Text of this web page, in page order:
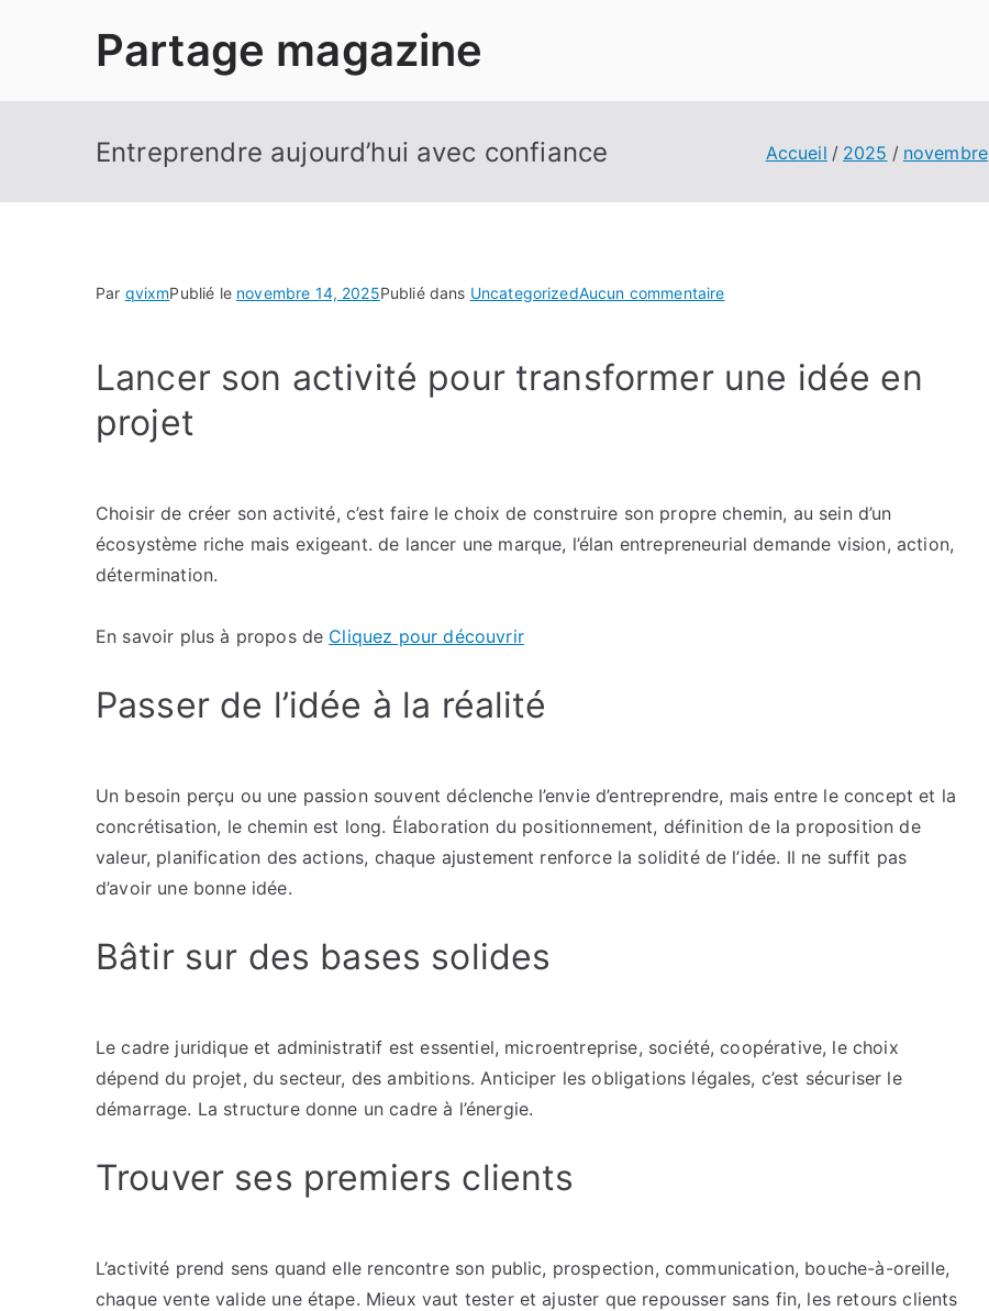
Partage magazine
Entreprendre aujourd’hui avec confiance Accueil 2025 novembre
Par qvixmPublié le novembre 14, 2025Publié dans UncategorizedAucun commentairesur
avec
Lancer son activité pour transformer une idée en
projet
Choisir de créer son activité, c’est faire le choix de construire son propre chemin, au sein d’un
écosystème riche mais exigeant. de lancer une marque, l’élan entrepreneurial demande vision, action,
détermination.
En savoir plus à propos de Cliquez pour découvrir
Passer de l’idée à la réalité
Un besoin perçu ou une passion souvent déclenche l’envie d’entreprendre, mais entre le concept et la
concrétisation, le chemin est long. Élaboration du positionnement, définition de la proposition de
valeur, planification des actions, chaque ajustement renforce la solidité de l’idée. Il ne suffit pas
d’avoir une bonne idée.
Bâtir sur des bases solides
Le cadre juridique et administratif est essentiel, microentreprise, société, coopérative, le choix
dépend du projet, du secteur, des ambitions. Anticiper les obligations légales, c’est sécuriser le
démarrage. La structure donne un cadre à l’énergie.
Trouver ses premiers clients
L’activité prend sens quand elle rencontre son public, prospection, communication, bouche-à-oreille,
chaque vente valide une étape. Mieux vaut tester et ajuster que repousser sans fin, les retours clients